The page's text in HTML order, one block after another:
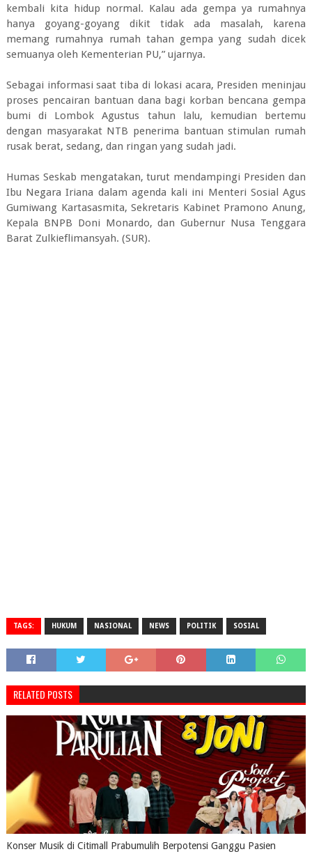
kembali kita hidup normal. Kalau ada gempa ya rumahnya
hanya goyang-goyang dikit tidak ada masalah, karena
memang rumahnya rumah tahan gempa yang sudah dicek
semuanya oleh Kementerian PU,” ujarnya.
Sebagai informasi saat tiba di lokasi acara, Presiden meninjau
proses pencairan bantuan dana bagi korban bencana gempa
bumi di Lombok Agustus tahun lalu, kemudian bertemu
dengan masyarakat NTB penerima bantuan stimulan rumah
rusak berat, sedang, dan ringan yang sudah jadi.
Humas Seskab mengatakan, turut mendampingi Presiden dan
Ibu Negara Iriana dalam agenda kali ini Menteri Sosial Agus
Gumiwang Kartasasmita, Sekretaris Kabinet Pramono Anung,
Kepala BNPB Doni Monardo, dan Gubernur Nusa Tenggara
Barat Zulkieflimansyah. (SUR).
TAGS: HUKUM NASIONAL NEWS POLITIK SOSIAL
RELATED POSTS
Konser Musik di Citimall Prabumulih Berpotensi Ganggu Pasien